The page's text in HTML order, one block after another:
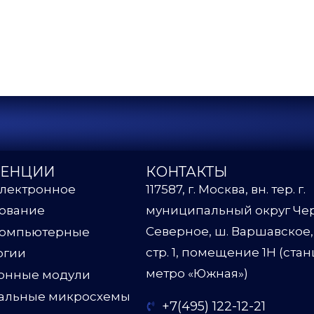
модули
микросхемы
КОНТАКТЫ
117587, г. Москва, вн. тер. г.
муниципальный округ
Северное, ш. Варшавское,
стр. 1, помещение 1Н
метро «Южная»)
+7(495) 122-12-21